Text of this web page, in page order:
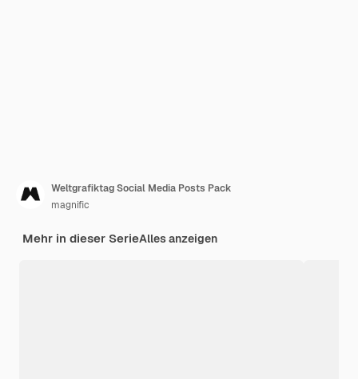
Weltgrafiktag Social Media Posts Pack
magnific
Mehr in dieser SerieAlles anzeigen